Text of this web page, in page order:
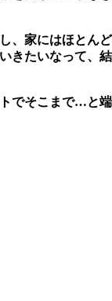
、家にはほとんど
きたいなって、結
でそこまで…と端